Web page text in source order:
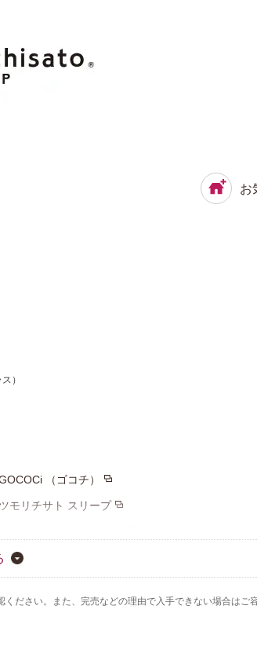
お
）
（ゴコチ）
ツモリチサト スリープ
ンロ
ださい。また、完売などの理由で入手できない場合はご容